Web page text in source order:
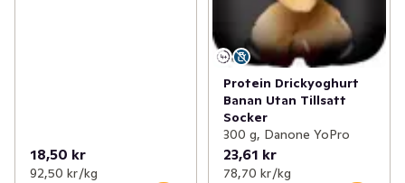
18,50 kr
92,50 kr /kg
Protein Drickyoghurt
Banan Utan Tillsatt
Socker
300 g, Danone YoPro
23,61 kr
78,70 kr /kg